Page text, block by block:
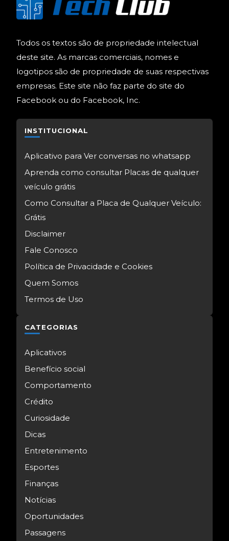
Todos os textos são de propriedade intelectual
deste site. As marcas comerciais, nomes e
logotipos são de propriedade de suas respectivas
empresas. Este site não faz parte do site do
Facebook ou do Facebook, Inc.
INSTITUCIONAL
Aplicativo para Ver conversas no whatsapp
Aprenda como consultar Placas de qualquer
veículo grátis
Como Consultar a Placa de Qualquer Veículo:
Grátis
Disclaimer
Fale Conosco
Política de Privacidade e Cookies
Quem Somos
Termos de Uso
CATEGORIAS
Aplicativos
Benefício social
Comportamento
Crédito
Curiosidade
Dicas
Entretenimento
Esportes
Finanças
Notícias
Oportunidades
Passagens